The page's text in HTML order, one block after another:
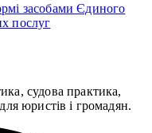
засобами Єдиного
послуг
судова практика,
юристів і громадян.